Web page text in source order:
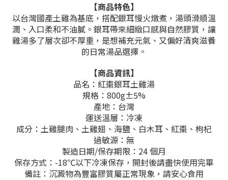
【商品特色】
以台灣國產土雞為基底，搭配銀耳慢火燉煮，湯頭滑順溫
潤、入口柔和不油膩。銀耳帶來細緻口感與自然膠質，讓
雞湯多了層次卻不厚重，是想補充元氣、又偏好清爽滋養
的日常湯品選擇。
【商品資訊】
品名：紅棗銀耳土雞湯
規格：800g±5%
產地：台灣
運送溫層：冷凍
成分：土雞腿肉、土雞翅、海鹽、白木耳、紅棗、枸杞
過敏源：無
製造日期/保存期限：24 個月
保存方式：-18℃以下冷凍保存，開封後請盡快使用完畢
備註：沉澱物為豐富膠質屬正常現象，請安心食用